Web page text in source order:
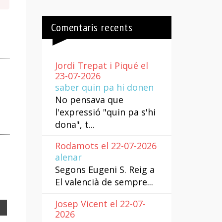
Comentaris recents
Jordi Trepat i Piqué el
23-07-2026
saber quin pa hi donen
No pensava que
l'expressió "quin pa s'hi
dona", t...
Rodamots el 22-07-2026
alenar
Segons Eugeni S. Reig a
El valencià de sempre...
Josep Vicent el 22-07-
2026